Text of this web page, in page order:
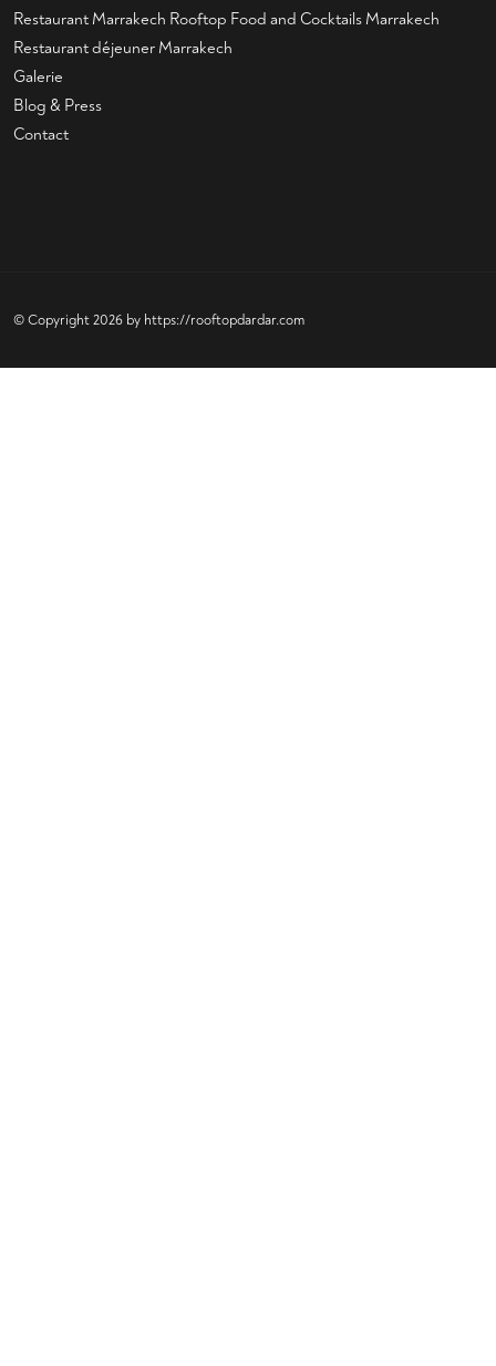
Restaurant Marrakech Rooftop Food and Cocktails Marrakech
Restaurant déjeuner Marrakech
Galerie
Blog & Press
Contact
© Copyright 2026 by https://rooftopdardar.com